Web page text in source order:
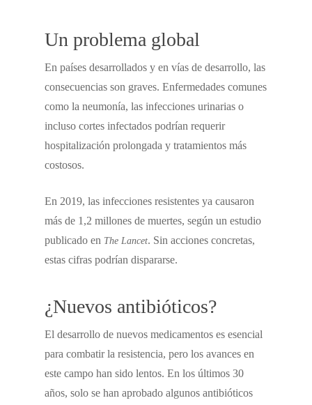
Un problema global
En países desarrollados y en vías de desarrollo, las
consecuencias son graves. Enfermedades comunes
como la neumonía, las infecciones urinarias o
incluso cortes infectados podrían requerir
hospitalización prolongada y tratamientos más
costosos.
En 2019, las infecciones resistentes ya causaron
más de 1,2 millones de muertes, según un estudio
publicado en The Lancet. Sin acciones concretas,
estas cifras podrían dispararse.
¿Nuevos antibióticos?
El desarrollo de nuevos medicamentos es esencial
para combatir la resistencia, pero los avances en
este campo han sido lentos. En los últimos 30
años, solo se han aprobado algunos antibióticos